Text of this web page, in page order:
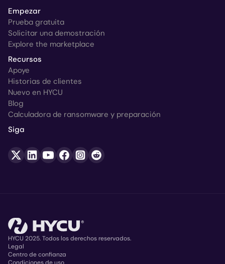
Empezar
Prueba gratuita
Solicitar una demostración
Explore the marketplace
Recursos
Apoye
Historias de clientes
Nuevo en HYCU
Blog
Calculadora de ransomware y preparación
Siga
HYCU 2025. Todos los derechos reservados.
Legal
Centro de confianza